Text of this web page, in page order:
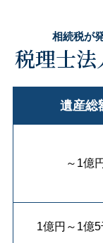
相続税が
税理士
遺産総
～ 1億
1億円 ～ 1億